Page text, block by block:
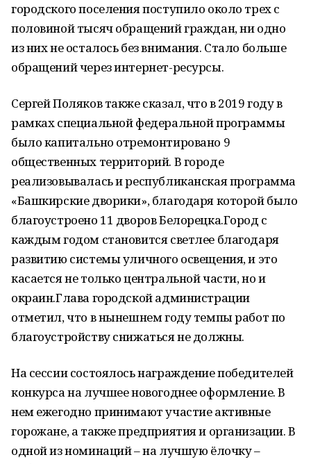
городского поселения поступило около трех с
половиной тысяч обращений граждан, ни одно
из них не осталось без внимания. Стало больше
обращений через интернет-ресурсы.
Сергей Поляков также сказал, что в 2019 году в
рамках специальной федеральной программы
было капитально отремонтировано 9
общественных территорий. В городе
реализовывалась и республиканская программа
«Башкирские дворики», благодаря которой было
благоустроено 11 дворов Белорецка.Город с
каждым годом становится светлее благодаря
развитию системы уличного освещения, и это
касается не только центральной части, но и
окраин.Глава городской администрации
отметил, что в нынешнем году темпы работ по
благоустройству снижаться не должны.
На сессии состоялось награждение победителей
конкурса на лучшее новогоднее оформление. В
нем ежегодно принимают участие активные
горожане, а также предприятия и организации. В
одной из номинаций – на лучшую ёлочку –